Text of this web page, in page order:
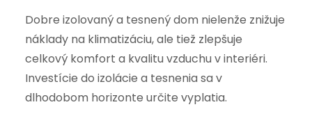
Dobre izolovaný a tesnený dom nielenže znižuje
náklady na klimatizáciu, ale tiež zlepšuje
celkový komfort a kvalitu vzduchu v interiéri.
Investície do izolácie a tesnenia sa v
dlhodobom horizonte určite vyplatia.